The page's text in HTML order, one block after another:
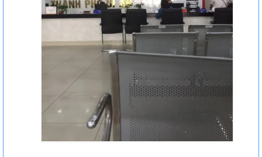
Kinh nghiệm làm nhà
Liên hệ